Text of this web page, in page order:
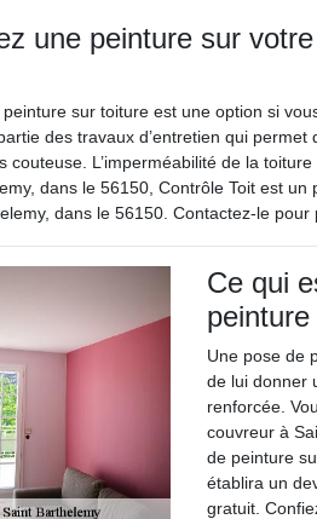
une peinture sur
sur toiture est une option si
des travaux d’entretien qui
couteuse. L’imperméabilité de la
dans le 56150, Contrôle Toit est
dans le 56150. Contactez-le pour
Ce qui
Une pose de
de lui donner
renforcée.
couvreur à
de peinture
établira un
gratuit.